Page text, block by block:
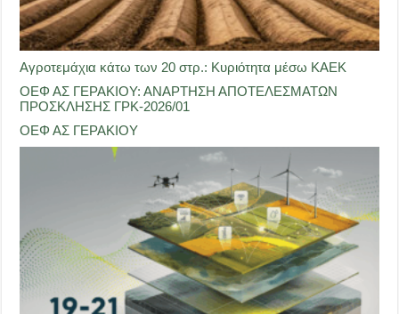
Αγροτεμάχια κάτω των 20 στρ.: Κυριότητα μέσω ΚΑΕΚ
ΟΕΦ ΑΣ ΓΕΡΑΚΙΟΥ: ΑΝΑΡΤΗΣΗ ΑΠΟΤΕΛΕΣΜΑΤΩΝ
ΠΡΟΣΚΛΗΣΗΣ ΓΡΚ-2026/01
ΟΕΦ ΑΣ ΓΕΡΑΚΙΟΥ